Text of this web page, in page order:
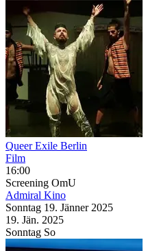
Queer Exile Berlin
Film
16:00
Screening OmU
Admiral Kino
Sonntag 19. Jänner 2025
19. Jän. 2025
Sonntag So